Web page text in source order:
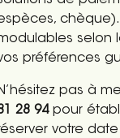
selon
préférences
pas à
28 94pour
votre